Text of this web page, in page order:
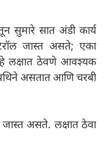
सुमारे सात अंडी कार्य
जास्त असते; एका
हे लक्षात ठेवणे आवश्यक
असतात आणि चरबी
असते. लक्षात ठेवा